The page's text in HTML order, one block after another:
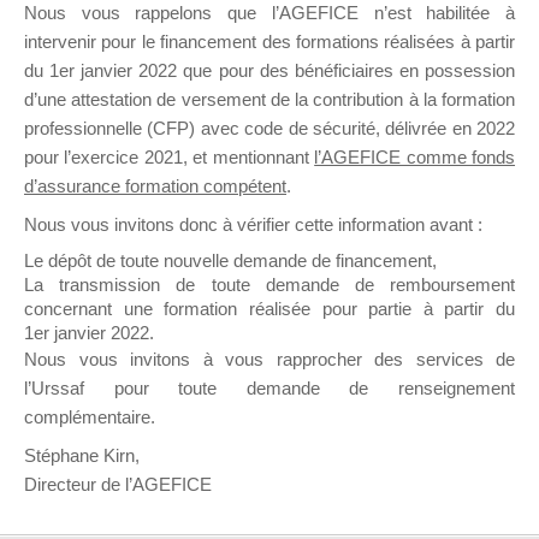
Profil Groupes 1 Forums
Groupes
du
membre
Aperçu: 1 groupe
Mallette du Dirigeant
il y a un mois
Ce groupe est destiné aux
souhaitent répondre à l’Appel
à Propositions Mallette du
Dirigeant.
est possible de laisser un me
Nous vous rappelons que l’AGEFICE n’est habilitée à
intervenir pour le financement des formations réalisées à partir
du 1er janvier 2022 que pour des bénéficiaires en possession
d’une attestation de versement de la contribution à la formation
professionnelle (CFP) avec code de sécurité, délivrée en 2022
pour l’exercice 2021, et mentionnant l’AGEFICE comme fonds
d’assurance formation compétent.
Nous vous invitons donc à vérifier cette information avant :
Le dépôt de toute nouvelle demande de financement,
La transmission de toute demande de remboursement
concernant une formation réalisée pour partie à partir du
1er janvier 2022.
Nous vous invitons à vous rapprocher des services de
l’Urssaf pour toute demande de renseignement
complémentaire.
Stéphane Kirn,
Directeur de l’AGEFICE